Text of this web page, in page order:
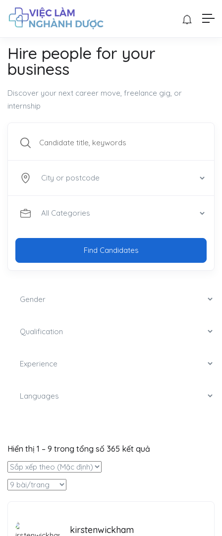
Hire people for your
business
Discover your next career move, freelance gig, or
internship
Find Candidates
Hiển thị 1 – 9 trong tổng số 365 kết quả
kirstenwickham